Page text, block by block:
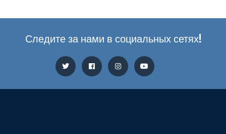
Следите за нами в социальных сетях!